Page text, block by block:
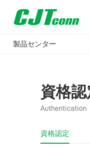
製品センター
資格認
Authentication
資格認定